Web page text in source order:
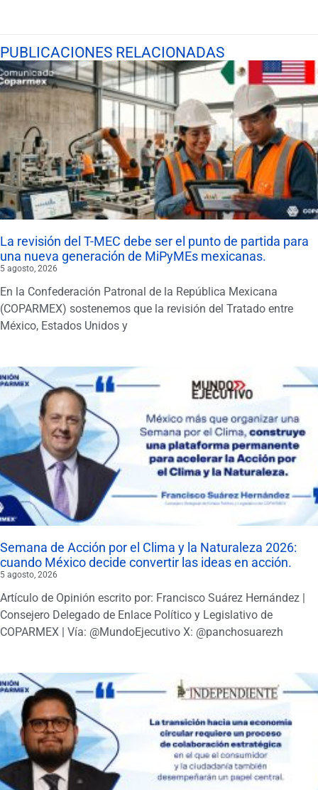
PUBLICACIONES RELACIONADAS
La revisión del T-MEC debe ser el punto de partida para
una nueva generación de MiPyMEs mexicanas.
5 agosto, 2026
En la Confederación Patronal de la República Mexicana
(COPARMEX) sostenemos que la revisión del Tratado entre
México, Estados Unidos y
Semana de Acción por el Clima y la Naturaleza 2026:
cuando México decide convertir las ideas en acción.
5 agosto, 2026
Artículo de Opinión escrito por: Francisco Suárez Hernández |
Consejero Delegado de Enlace Político y Legislativo de
COPARMEX | Vía: @MundoEjecutivo X: @panchosuarezh